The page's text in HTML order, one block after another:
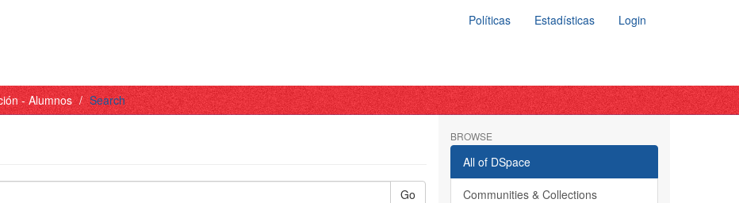
Políticas Estadísticas Login
- Alumnos Search
Go
BROWSE
All of DSpace
Communities & Collections